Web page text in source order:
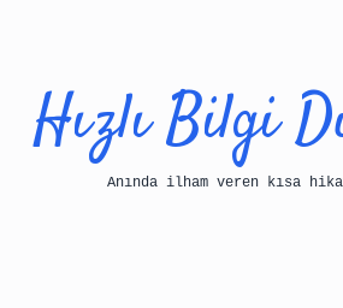
Hızlı Bilgi
Anında ilham veren kısa